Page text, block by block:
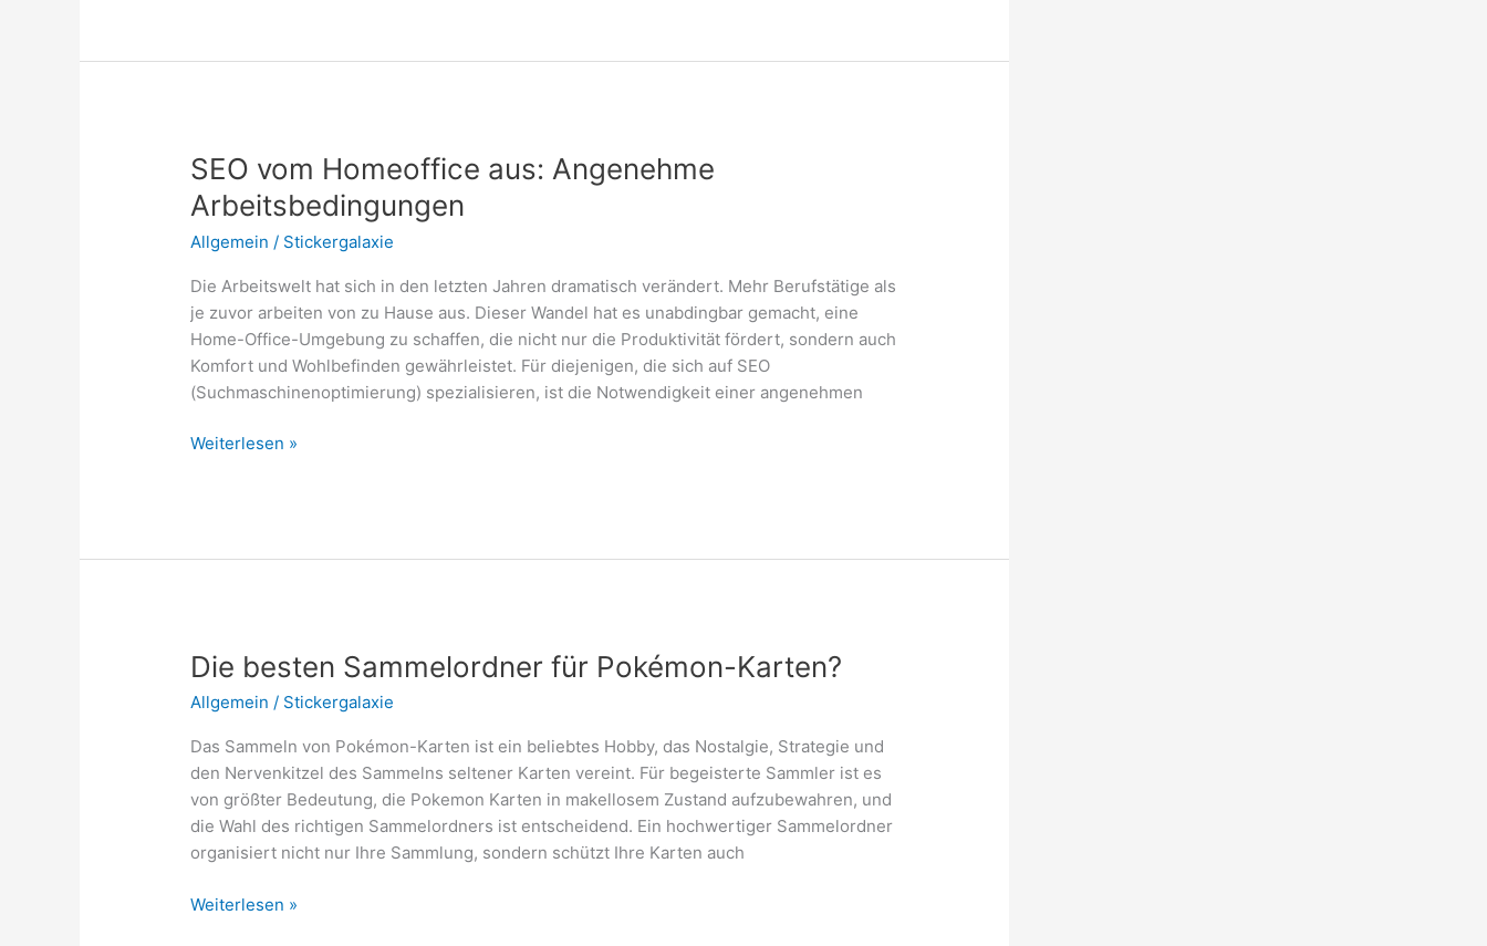
SEO vom Homeoffice aus: Angenehme
Arbeitsbedingungen
Allgemein / Stickergalaxie
Die Arbeitswelt hat sich in den letzten Jahren dramatisch verändert. Mehr Berufstätige als
je zuvor arbeiten von zu Hause aus. Dieser Wandel hat es unabdingbar gemacht, eine
Home-Office-Umgebung zu schaffen, die nicht nur die Produktivität fördert, sondern auch
Komfort und Wohlbefinden gewährleistet. Für diejenigen, die sich auf SEO
(Suchmaschinenoptimierung) spezialisieren, ist die Notwendigkeit einer angenehmen
SEO
Weiterlesen »
Die besten Sammelordner für Pokémon-Karten?
Allgemein / Stickergalaxie
Das Sammeln von Pokémon-Karten ist ein beliebtes Hobby, das Nostalgie, Strategie und
den Nervenkitzel des Sammelns seltener Karten vereint. Für begeisterte Sammler ist es
von größter Bedeutung, die Pokemon Karten in makellosem Zustand aufzubewahren, und
die Wahl des richtigen Sammelordners ist entscheidend. Ein hochwertiger Sammelordner
organisiert nicht nur Ihre Sammlung, sondern schützt Ihre Karten auch
Die
Weiterlesen »